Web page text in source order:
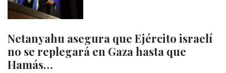
Netanyahu asegura que Ejército israelí
no se replegará en Gaza hasta que
Hamás…